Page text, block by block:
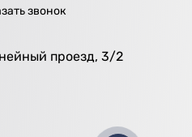
звонок
проезд, 3/2